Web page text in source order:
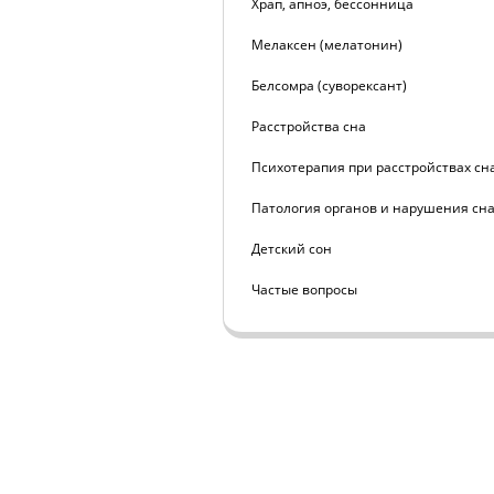
Храп, апноэ, бессонница
Мелаксен (мелатонин)
Белсомра (суворексант)
Расстройства сна
Психотерапия при расстройствах
Патология органов и нарушения сна
Детский сон
Частые вопросы